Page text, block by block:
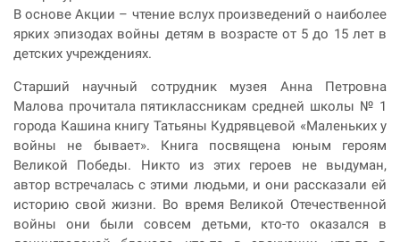
В основе Акции – чтение вслух произведений о наиболее
ярких эпизодах войны детям в возрасте от 5 до 15 лет в
детских учреждениях.
Старший научный сотрудник музея Анна Петровна
Малова прочитала пятиклассникам средней школы № 1
города Кашина книгу Татьяны Кудрявцевой «Маленьких у
войны не бывает». Книга посвящена юным героям
Великой Победы. Никто из этих героев не выдуман,
автор встречалась с этими людьми, и они рассказали ей
историю свой жизни. Во время Великой Отечественной
войны они были совсем детьми, кто-то оказался в